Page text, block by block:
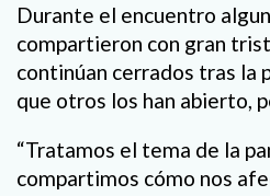
Durante el encuentro
compartieron con gran
continúan cerrados tras la
que otros los han abierto,
“Tratamos el tema de la
compartimos cómo nos